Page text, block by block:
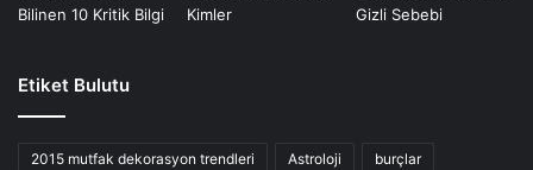
Etiket Bulutu
2015 mutfak dekorasyon trendleri Astroloji burçlar